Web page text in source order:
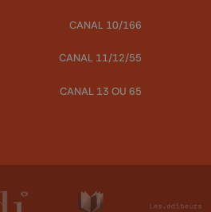
CANAL 10/166
CANAL 11/12/55
CANAL 13 OU 65